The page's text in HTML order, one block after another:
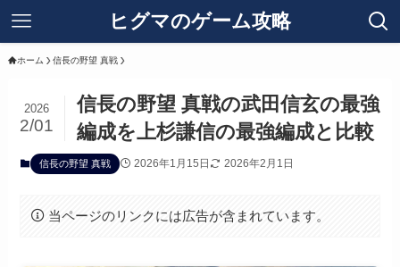
ヒグマのゲーム攻略
ホーム 信長の野望 真戦
信長の野望 真戦の武田信玄の最強
編成を上杉謙信の最強編成と比較
2026
2/01
信長の野望 真戦 2026年1月15日 2026年2月1日
当ページのリンクには広告が含まれています。